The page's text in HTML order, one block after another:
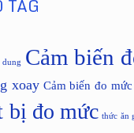
TAG
dung Cảm biến
xoay Cảm biến đo
bị đo mức thức ăn